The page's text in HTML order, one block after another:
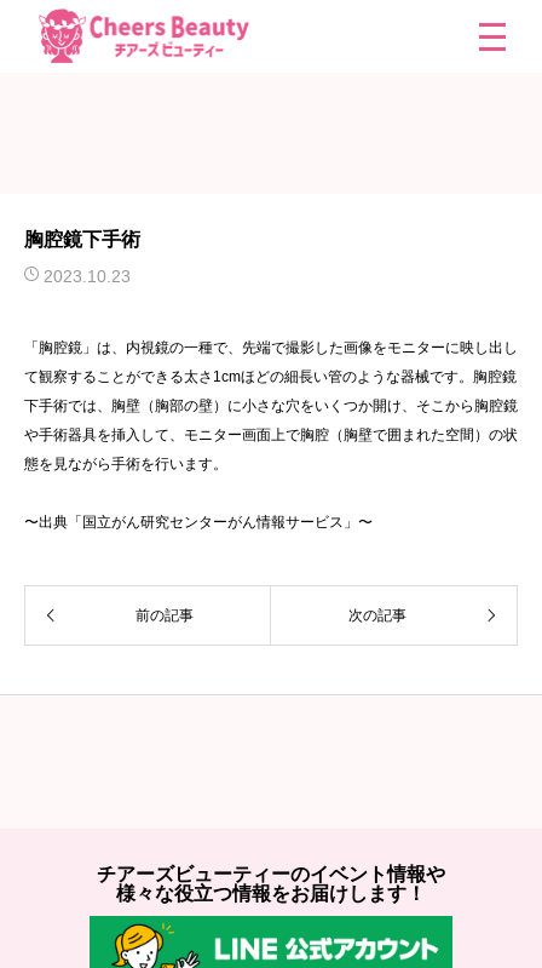
胸腔鏡下手術
2023.10.23
「胸腔鏡」は、内視鏡の一種で、先端で撮影した画像をモニターに映し出し
て観察することができる太さ1cmほどの細長い管のような器械です。胸腔鏡
下手術では、胸壁（胸部の壁）に小さな穴をいくつか開け、そこから胸腔鏡
や手術器具を挿入して、モニター画面上で胸腔（胸壁で囲まれた空間）の状
態を見ながら手術を行います。
〜出典「国立がん研究センターがん情報サービス」〜
前の記事 次の記事
チアーズビューティーのイベント情報や
様々な役立つ情報をお届けします！